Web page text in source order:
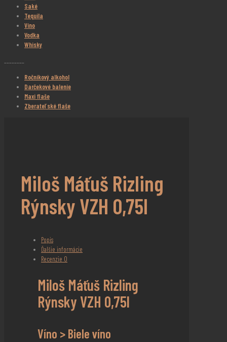
Saké
Tequila
Víno
Vodka
Whisky
________
Ročníkový alkohol
Darčekové balenie
Maxi flaše
Zberateľské flaše
Miloš Máťuš Rizling
Rýnsky VZH 0,75l
Popis
Ďalšie informácie
Recenzie 0
Miloš Máťuš Rizling
Rýnsky VZH 0,75l
Víno > Biele víno